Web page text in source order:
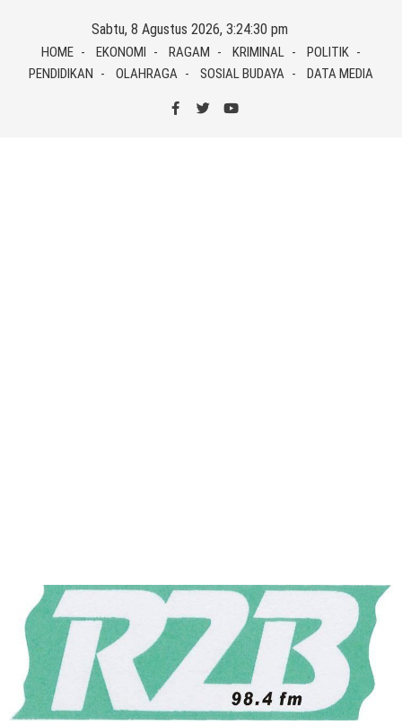
content
Sabtu, 8 Agustus 2026, 3:24:30 pm
HOME EKONOMI RAGAM KRIMINAL
POLITIK
PENDIDIKAN
OLAHRAGA SOSIAL BUDAYA DATA MEDIA